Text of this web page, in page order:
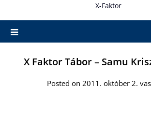
X-Faktor
X Faktor Tábor – Samu
Posted on 2011. október 2.